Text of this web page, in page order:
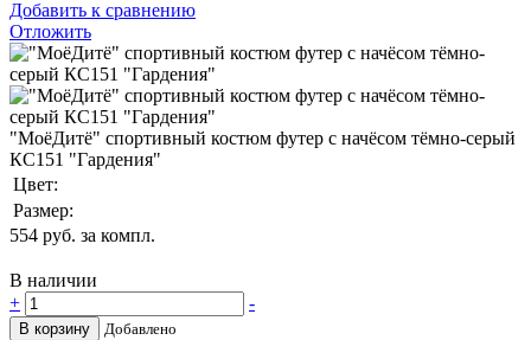
Добавить к сравнению
Отложить
"МоёДитё" спортивный костюм футер с начёсом тёмно-серый
КС151 "Гардения"
Цвет:
Размер:
554 руб. за компл.
В наличии
+
-
В корзину Добавлено